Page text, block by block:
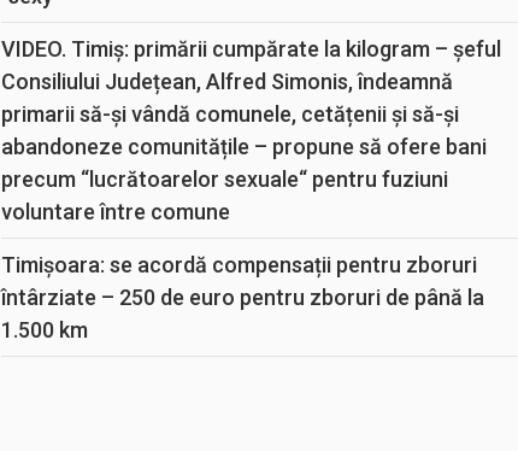
VIDEO. Timiș: primării cumpărate la kilogram – șeful
Consiliului Județean, Alfred Simonis, îndeamnă
primarii să-și vândă comunele, cetățenii și să-și
abandoneze comunitățile – propune să ofere bani
precum “lucrătoarelor sexuale“ pentru fuziuni
voluntare între comune
Timișoara: se acordă compensații pentru zboruri
întârziate – 250 de euro pentru zboruri de până la
1.500 km